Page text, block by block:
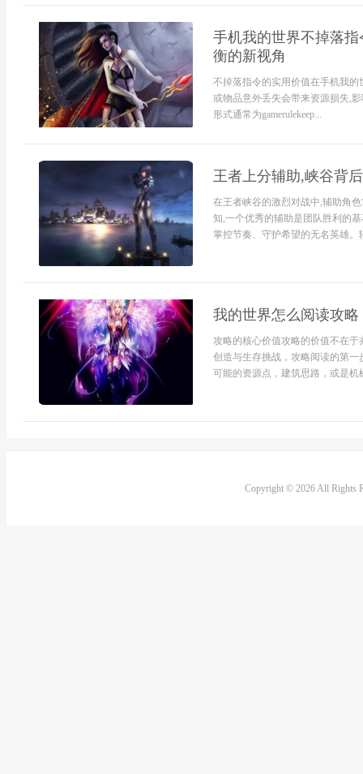
手机我的世界不掉落
衡的新视角
不掉落指令的实用价值在手机我
或物品意外丢失会带来资源损失,
形式通常为gamerulekeep...
王者上分辅助,峡谷背
在王者峡谷的激烈对战中,辅助角
知,一个优秀的辅助是团队胜利的
掌控节奏、守护希望的无名英雄
我的世界怎么阅读攻
攻略的核心价值攻略的价值不在
创造与生存挑战，攻略阅读的第
可能的资源点，建筑思路，或是机
Copyright © 2026 All Rights